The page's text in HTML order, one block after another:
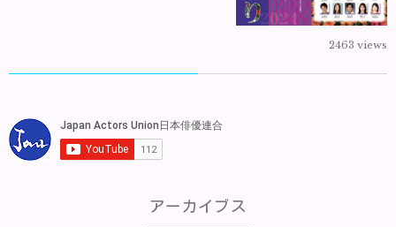
2463 views
アーカイブス